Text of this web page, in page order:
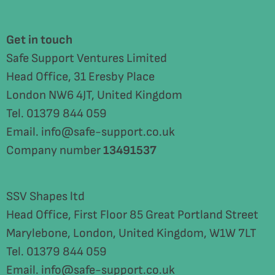
Get in touch
Safe Support Ventures Limited
Head Office, 31 Eresby Place
London NW6 4JT, United Kingdom
Tel. 01379 844 059
Email. info@safe-support.co.uk
Company number13491537
SSV Shapes ltd
Head Office, First Floor 85 Great Portland Street
Marylebone, London, United Kingdom, W1W 7LT
Tel. 01379 844 059
Email. info@safe-support.co.uk